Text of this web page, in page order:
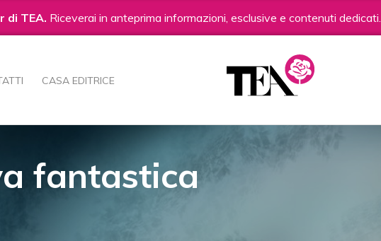
di TEA. Riceverai in anteprima informazioni, esclusive e contenuti dedicati.
CASA EDITRICE
fantastica